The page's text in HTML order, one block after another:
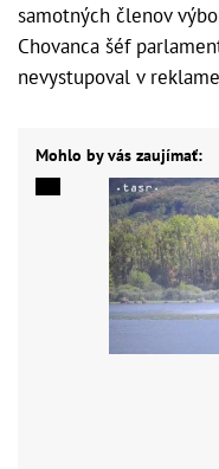
samotných členov
Chovanca šéf
nevystupoval v
Mohlo by vás zaujímať: